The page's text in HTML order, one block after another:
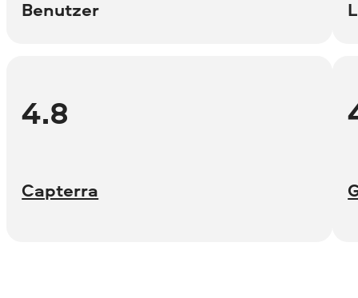
Benutzer
4.8
Capterra